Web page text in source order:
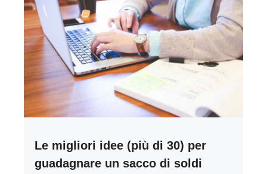
Le migliori idee (più di 30) per
guadagnare un sacco di soldi